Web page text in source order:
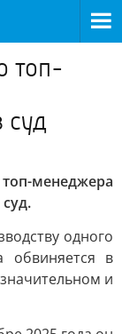
топ-
суд
менеджера
одного
обвиняется в
и